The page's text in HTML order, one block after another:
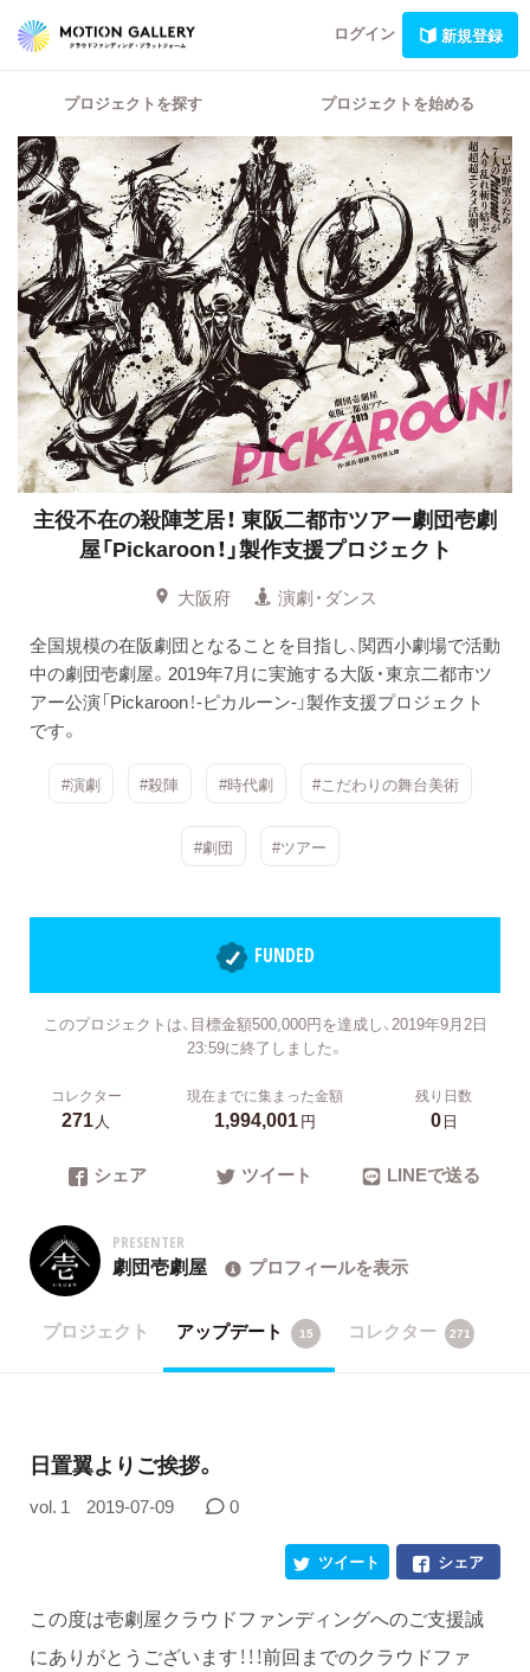
ログイン 新規登録
プロジェクトを探す プロジェクトを始める
主役不在の殺陣芝居！ 東阪二都市ツアー劇団壱劇
屋「Pickaroon！」製作支援プロジェクト
大阪府
演劇・ダンス
全国規模の在阪劇団となることを目指し、関西小劇場で活動
中の劇団壱劇屋。2019年7月に実施する大阪・東京二都市ツ
アー公演「Pickaroon！-ピカルーン-」製作支援プロジェクト
です。
#演劇 #殺陣 #時代劇 #こだわりの舞台美術
#劇団 #ツアー
FUNDED
このプロジェクトは、目標金額500,000円を達成し、2019年9月2日
23:59に終了しました。
コレクター
271人
現在までに集まった金額
1,994,001円
残り日数
0日
シェア ツイート LINEで送る
PRESENTER
劇団壱劇屋 プロフィールを表示
プロジェクト アップデート 15 コレクター 271
日置翼よりご挨拶。
vol. 1 2019-07-09 0
シェア
ツイート
この度は壱劇屋クラウドファンディングへのご支援誠
にありがとうございます！！！前回までのクラウドファ